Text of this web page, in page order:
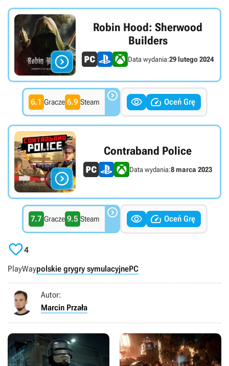

Robin Hood: Sherwood
Builders
Data wydania:29 lutego 2024
6.1 Gracze 6.9 Steam    Oceń Grę

Contraband Police
Data wydania:8 marca 2023
7.7 Gracze 9.5 Steam    Oceń Grę
4
PlayWaypolskie grygry symulacyjnePC
Autor:
Marcin Przała